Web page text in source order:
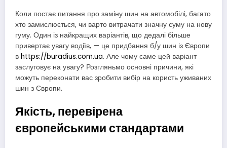
Коли постає питання про заміну шин на автомобілі, багато
хто замислюється, чи варто витрачати значну суму на нову
гуму. Один із найкращих варіантів, що дедалі більше
привертає увагу водіїв, — це придбання б/у шин із Європи
в https://buradius.com.ua. Але чому саме цей варіант
заслуговує на увагу? Розгляньмо основні причини, які
можуть переконати вас зробити вибір на користь уживаних
шин з Європи.
Якість, перевірена
європейськими стандартами